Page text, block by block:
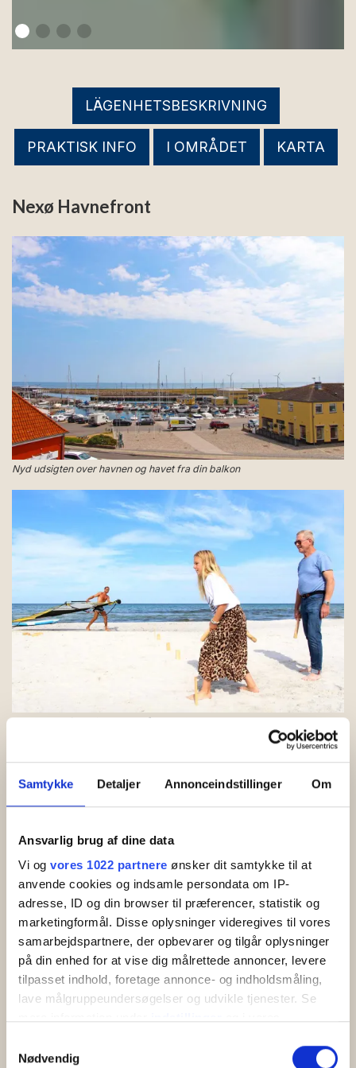
Samtykke Detaljer Annonceindstillinger Om
Ansvarlig brug af dine data
Vi og vores 1022 partnere ønsker dit samtykke til at
anvende cookies og indsamle persondata om IP-
adresse, ID og din browser til præferencer, statistik og
marketingformål. Disse oplysninger videregives til vores
samarbejdspartnere, der opbevarer og tilgår oplysninger
på din enhed for at vise dig målrettede annoncer, levere
tilpasset indhold, foretage annonce- og indholdsmåling,
lave målgruppeundersøgelser og udvikle tjenester. Se
tilbage eller ændre indstillinger fra vores
Nødvendig
LÄGENHETSBESKRIVNING
PRAKTISK INFO I OMRÅDET KARTA
Nexø Havnefront
Nyd udsigten over havnen og havet fra din balkon
Nexø Havnefront ligger tæt på Balka Strand
Nexø Havnefront - Fina
semesterlägenheter i Nexø - Vacker
havsutsikt
Tätt inpå torget hittar du de fina semesterlägenheterna i Nexø
Havnefront. Lägenheterna, som är inredda för 2-4 personer, är
vackert belägna med utsikt över havet, hamnen och stadslivet i
Nexø.
Nexø Havnefront är en underbar plats som är särskilt lämplig
för par eller den lilla familjen. Om ni är en större familj som är på
resa - eller om ni reser med lite större barn, kan ni hyra flera
lägenheter och därmed bo tillsammans men ändå ha
möjligheten att dra er undan för lite egentid.
Semesterlägenhet i Nexø för 2-4 personer